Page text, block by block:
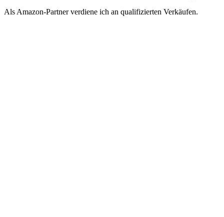
Als Amazon-Partner verdiene ich an qualifizierten Verkäufen.